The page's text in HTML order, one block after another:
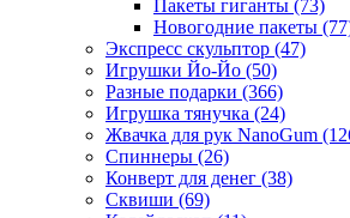
Пакеты гиганты (73)
Новогодние пакеты
Экспресс скульптор (47)
Игрушки Йо-Йо (50)
Разные подарки (366)
Игрушка тянучка (24)
Жвачка для рук NanoGum
Спиннеры (26)
Конверт для денег (38)
Сквиши (69)